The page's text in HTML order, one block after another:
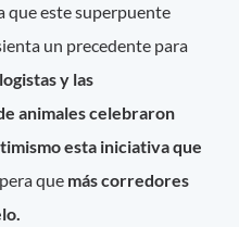
que este superpuente
un precedente para
y las
animales celebraron
esta iniciativa que
que más corredores